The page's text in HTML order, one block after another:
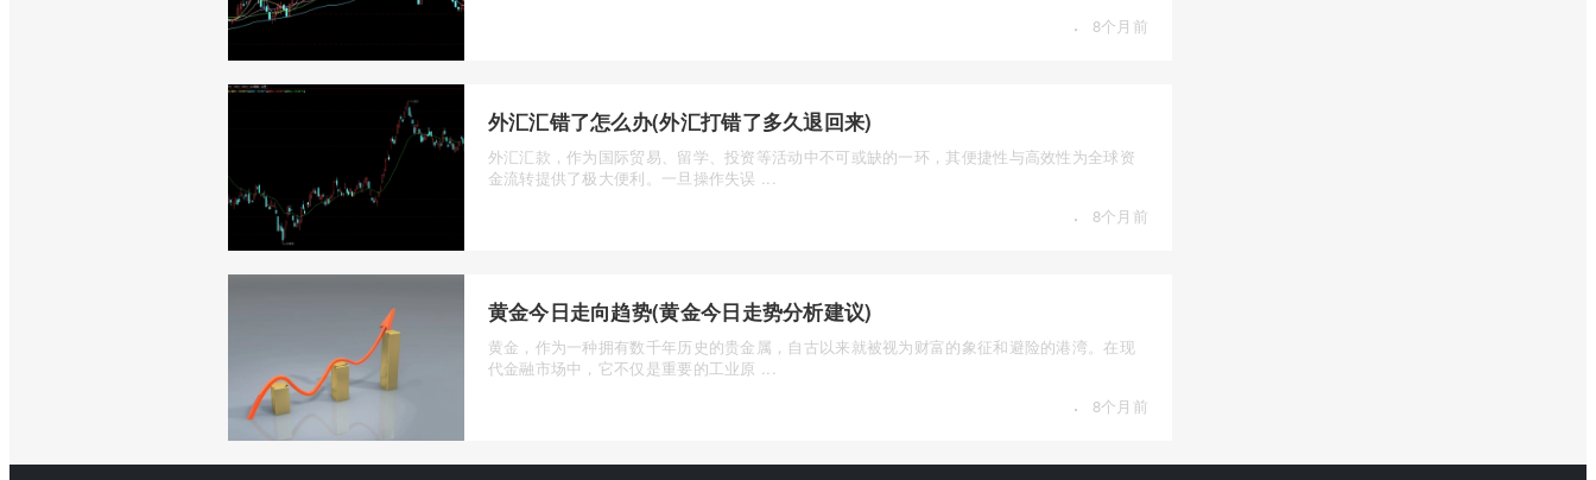
· 8个月前
外汇汇错了怎么办(外汇打错了多久退回来)
外汇汇款，作为国际贸易、留学、投资等活动中不可或缺的一环，其便捷性与高效性为全球资
金流转提供了极大便利。一旦操作失误 ...
· 8个月前
黄金今日走向趋势(黄金今日走势分析建议)
黄金，作为一种拥有数千年历史的贵金属，自古以来就被视为财富的象征和避险的港湾。在现
代金融市场中，它不仅是重要的工业原 ...
· 8个月前